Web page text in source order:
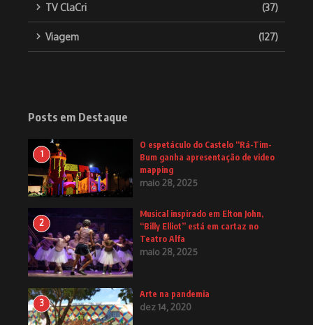
TV ClaCri (37)
Viagem (127)
Posts em Destaque
1
O espetáculo do Castelo “Rá-Tim-
Bum ganha apresentação de video
mapping
maio 28, 2025
2
Musical inspirado em Elton John,
“Billy Elliot” está em cartaz no
Teatro Alfa
maio 28, 2025
3
Arte na pandemia
dez 14, 2020